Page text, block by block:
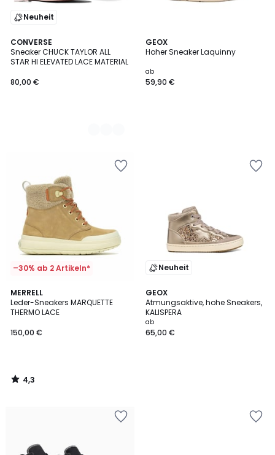
Neuheit
CONVERSE
Sneaker CHUCK TAYLOR ALL
STAR HI ELEVATED LACE MATERIAL
80,00 €
2
Farben
GEOX
Hoher Sneaker Laquinny
ab
59,90 €
–30% ab 2 Artikeln*
MERRELL
Leder-Sneakers MARQUETTE
THERMO LACE
150,00 €
4,3
/ 5
4,3
/
Neuheit
GEOX
Atmungsaktive, hohe Sneakers,
KALISPERA
ab
65,00 €